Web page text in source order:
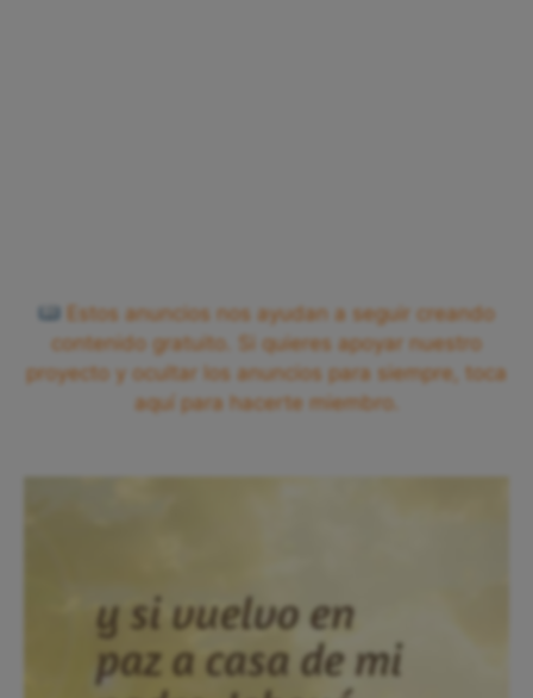
Estos anuncios nos ayudan a seguir creando
contenido gratuito. Si quieres apoyar nuestro
proyecto y ocultar los anuncios para siempre, toca
aquí para hacerte miembro.